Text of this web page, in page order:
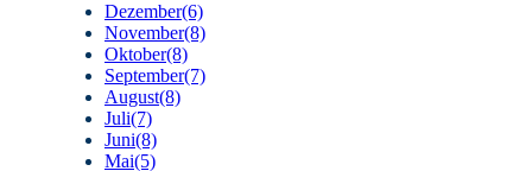
Dezember(6)
November(8)
Oktober(8)
September(7)
August(8)
Juli(7)
Juni(8)
Mai(5)